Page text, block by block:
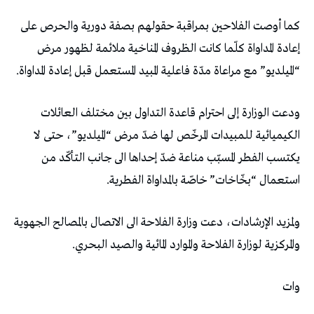
كما أوصت الفلاحين بمراقبة حقولهم بصفة دورية والحرص على
إعادة المداواة كلّما كانت الظروف المناخية ملائمة لظهور مرض
“الميلديو” مع مراعاة مدّة فاعلية المبيد المستعمل قبل إعادة المداواة.
ودعت الوزارة إلى احترام قاعدة التداول بين مختلف العائلات
الكيميائية للمبيدات المرخّص لها ضدّ مرض “الميلديو”، حتى لا
يكتسب الفطر المسبّب مناعة ضدّ إحداها الى جانب التأكّد من
استعمال “بخّاخات” خاصّة بالمداواة الفطرية.
ولمزيد الإرشادات، دعت وزارة الفلاحة الى الاتصال بالمصالح الجهوية
والمركزية لوزارة الفلاحة والموارد المائية والصيد البحري.
وات